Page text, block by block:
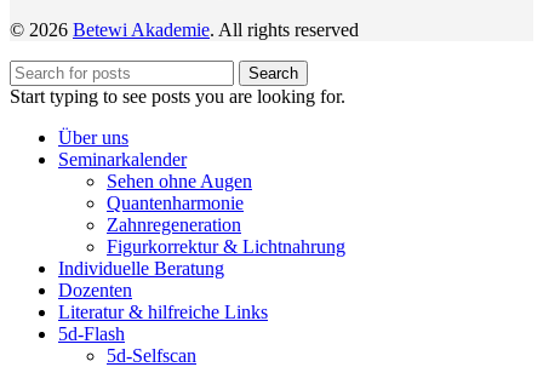
© 2026 Betewi Akademie. All rights reserved
Search
Start typing to see posts you are looking for.
Über uns
Seminarkalender
Sehen ohne Augen
Quantenharmonie
Zahnregeneration
Figurkorrektur & Lichtnahrung
Individuelle Beratung
Dozenten
Literatur & hilfreiche Links
5d-Flash
5d-Selfscan